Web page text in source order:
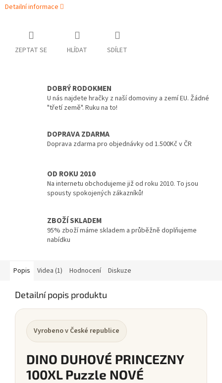
Detailní informace
ZEPTAT SE HLÍDAT SDÍLET
DOBRÝ RODOKMEN
U nás najdete hračky z naší domoviny a zemí EU. Žádné
"třetí země". Ruku na to!
DOPRAVA ZDARMA
Doprava zdarma pro objednávky od 1.500Kč v ČR
OD ROKU 2010
Na internetu obchodujeme již od roku 2010. To jsou
spousty spokojených zákazníků!
ZBOŽÍ SKLADEM
95% zboží máme skladem a průběžně doplňujeme
nabídku
Popis Videa (1) Hodnocení Diskuze
Detailní popis produktu
Vyrobeno v České republice
DINO DUHOVÉ PRINCEZNY
100XL Puzzle NOVÉ